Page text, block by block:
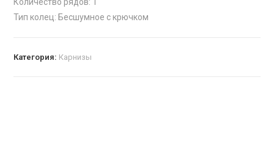
Тип колец: Бесшумное с крючком
Категория: Карнизы